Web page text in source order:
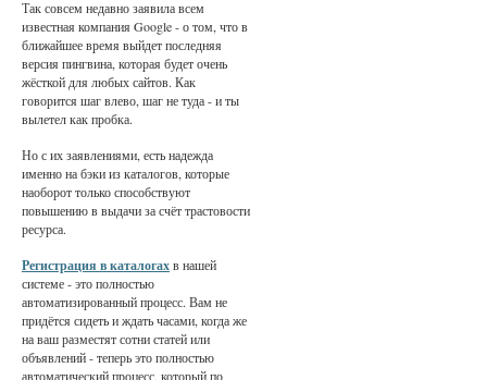
Так совсем недавно заявила всем
известная компания Google - о том, что в
ближайшее время выйдет последняя
версия пингвина, которая будет очень
жёсткой для любых сайтов. Как
говорится шаг влево, шаг не туда - и ты
вылетел как пробка.
Но с их заявлениями, есть надежда
именно на бэки из каталогов, которые
наоборот только способствуют
повышению в выдачи за счёт трастовости
ресурса.
Регистрация в каталогахв нашей
системе - это полностью
автоматизированный процесс. Вам не
придётся сидеть и ждать часами, когда же
на ваш разместят сотни статей или
объявлений - теперь это полностью
автоматический процесс, который по